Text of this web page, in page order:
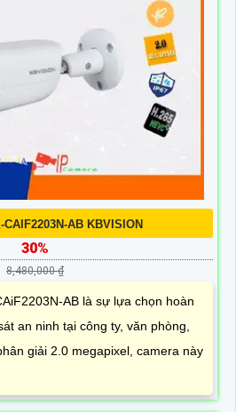
CAIF2203N-AB KBVISION
30%
8,480,000 ₫
AB là sự lựa chọn hoàn
an ninh tại công ty, văn phòng,
giải 2.0 megapixel, camera này